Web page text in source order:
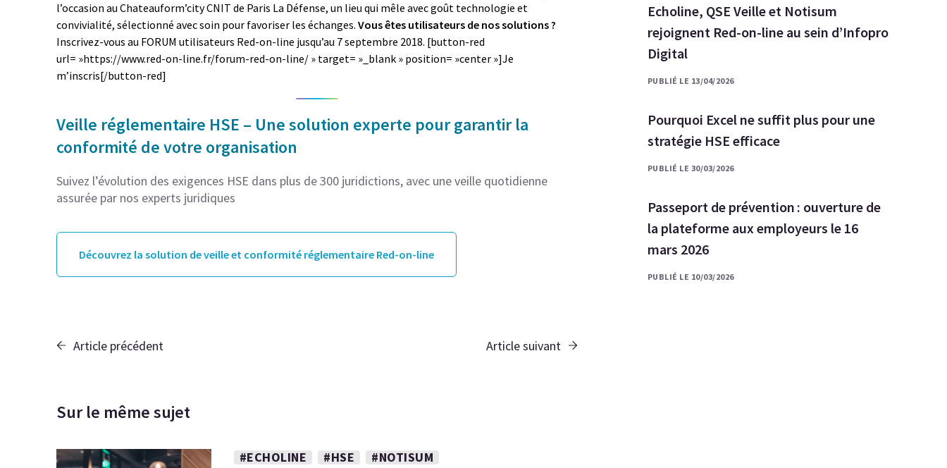
l’occasion au Chateauform’city CNIT de Paris La Défense, un lieu qui mêle avec goût technologie et
convivialité, sélectionné avec soin pour favoriser les échanges. Vous êtes utilisateurs de nos solutions ?
Inscrivez-vous au FORUM utilisateurs Red-on-line jusqu’au 7 septembre 2018. [button-red
url= »https://www.red-on-line.fr/forum-red-on-line/ » target= »_blank » position= »center »]Je
m’inscris[/button-red]
Veille réglementaire HSE – Une solution experte pour garantir la
conformité de votre organisation
Suivez l’évolution des exigences HSE dans plus de 300 juridictions, avec une veille quotidienne
assurée par nos experts juridiques
Découvrez la solution de veille et conformité réglementaire Red-on-line
Article précédent Article suivant
Sur le même sujet
#ECHOLINE #HSE
#NOTISUM
Echoline, QSE Veille et Notisum
rejoignent Red-on-line au sein d’Infopro
Digital
PUBLIÉ LE 13/04/2026
Pourquoi Excel ne suffit plus pour une
stratégie HSE efficace
PUBLIÉ LE 30/03/2026
Passeport de prévention : ouverture de
la plateforme aux employeurs le 16
mars 2026
PUBLIÉ LE 10/03/2026